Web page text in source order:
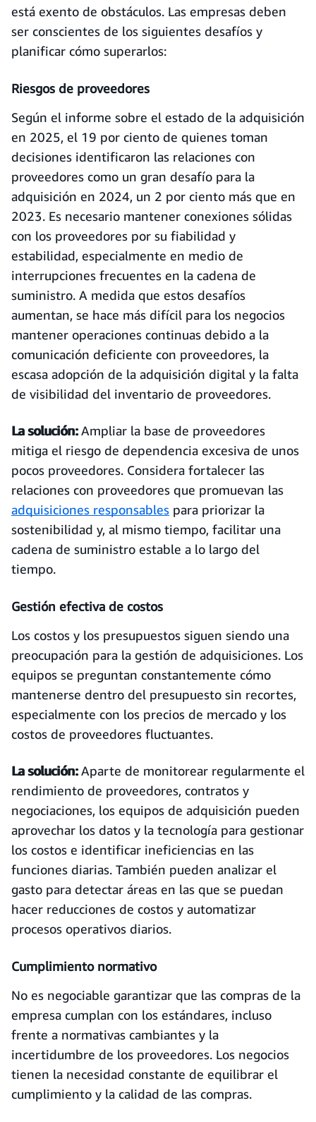
está exento de obstáculos. Las empresas deben
ser conscientes de los siguientes desafíos y
planificar cómo superarlos:
Riesgos de proveedores
Según el informe sobre el estado de la adquisición
en 2025, el 19 por ciento de quienes toman
decisiones identificaron las relaciones con
proveedores como un gran desafío para la
adquisición en 2024, un 2 por ciento más que en
2023. Es necesario mantener conexiones sólidas
con los proveedores por su fiabilidad y
estabilidad, especialmente en medio de
interrupciones frecuentes en la cadena de
suministro. A medida que estos desafíos
aumentan, se hace más difícil para los negocios
mantener operaciones continuas debido a la
comunicación deficiente con proveedores, la
escasa adopción de la adquisición digital y la falta
de visibilidad del inventario de proveedores.
La solución:Ampliar la base de proveedores
mitiga el riesgo de dependencia excesiva de unos
pocos proveedores. Considera fortalecer las
relaciones con proveedores que promuevan las
adquisiciones responsables para priorizar la
sostenibilidad y, al mismo tiempo, facilitar una
cadena de suministro estable a lo largo del
tiempo.
Gestión efectiva de costos
Los costos y los presupuestos siguen siendo una
preocupación para la gestión de adquisiciones. Los
equipos se preguntan constantemente cómo
mantenerse dentro del presupuesto sin recortes,
especialmente con los precios de mercado y los
costos de proveedores fluctuantes.
La solución:Aparte de monitorear regularmente el
rendimiento de proveedores, contratos y
negociaciones, los equipos de adquisición pueden
aprovechar los datos y la tecnología para gestionar
los costos e identificar ineficiencias en las
funciones diarias. También pueden analizar el
gasto para detectar áreas en las que se puedan
hacer reducciones de costos y automatizar
procesos operativos diarios.
Cumplimiento normativo
No es negociable garantizar que las compras de la
empresa cumplan con los estándares, incluso
frente a normativas cambiantes y la
incertidumbre de los proveedores. Los negocios
tienen la necesidad constante de equilibrar el
cumplimiento y la calidad de las compras.